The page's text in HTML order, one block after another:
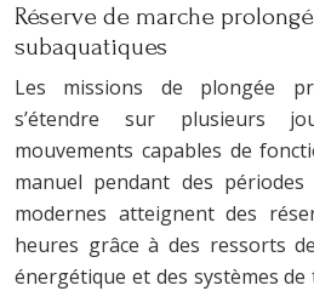
Réserve de marche
subaquatiques
Les missions de plongée
s’étendre sur plusieurs
mouvements capables de
manuel pendant des périodes
modernes atteignent des
heures grâce à des ressorts
énergétique et des systèmes